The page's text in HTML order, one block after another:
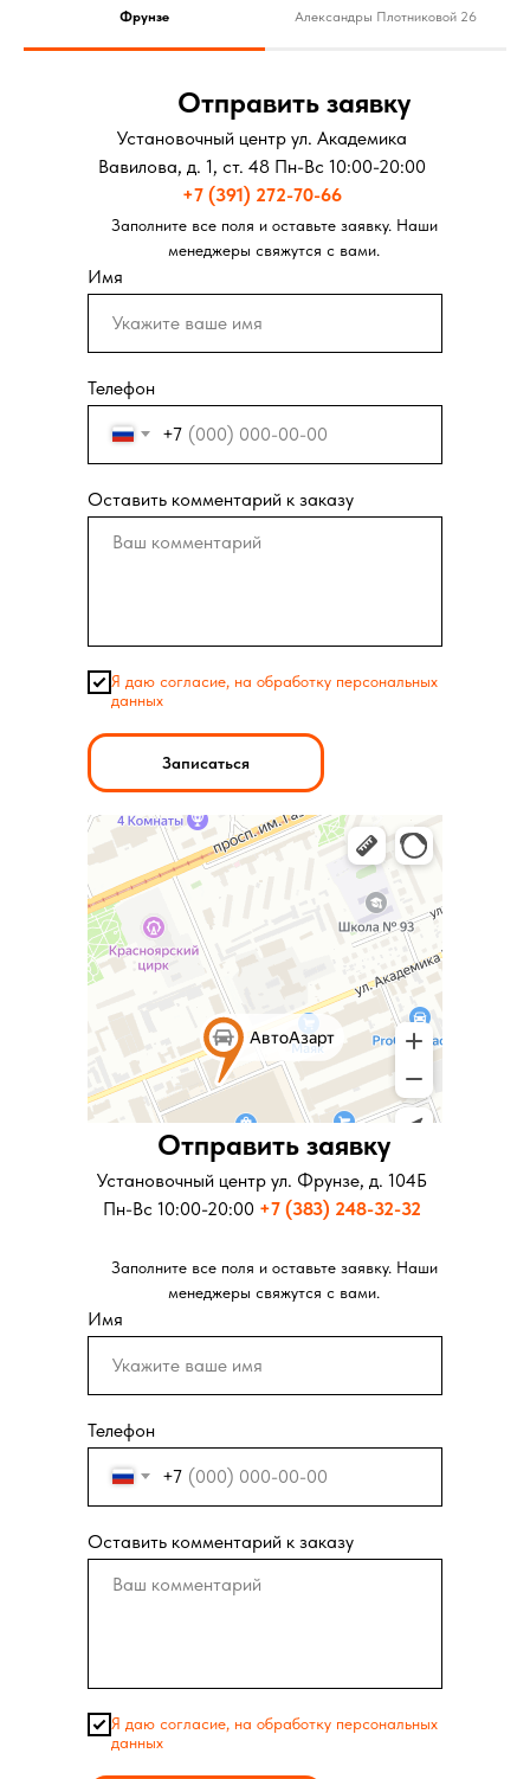
Фрунзе Александры Плотниковой 26
Имя
Телефон
+7
Оставить комментарий к заказу
Я даю согласие, на обработку персональных
данных
Записаться
Отправить заявку
Установочный центр ул. Академика
Вавилова, д. 1, ст. 48 Пн-Вс 10:00-20:00
+7 (391) 272-70-66
Заполните все поля и оставьте заявку. Наши
менеджеры свяжутся с вами.
Имя
Телефон
+7
Оставить комментарий к заказу
Я даю согласие, на обработку персональных
данных
Отправить заявку
Установочный центр ул. Московская д.281
Пн-Вс 10:00-20:00 +7 (343) 346-73-73
менеджеры свяжутся с вами.
Имя
Телефон
+7
Оставить комментарий к заказу
Я даю согласие, на обработку персональных
данных
Отправить заявку
Установочный центр ул. Фрунзе, д. 104Б
Пн-Вс 10:00-20:00 +7 (383) 248-32-32
Заполните все поля и оставьте заявку. Наши
менеджеры свяжутся с вами.